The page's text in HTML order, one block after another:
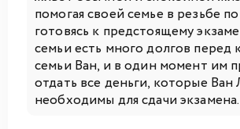
помогая своей семье в резьбе
готовясь к предстоящему
семьи есть много долгов перед
семьи Ван, и в один момент им
отдать все деньги, которые
необходимы для сдачи